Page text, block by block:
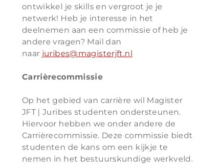
ontwikkel je skills en vergroot je je
netwerk! Heb je interesse in het
deelnemen aan een commissie of heb je
andere vragen? Mail dan
naar juribes@magisterjft.nl
Carrièrecommissie
Op het gebied van carrière wil Magister
JFT | Juribes studenten ondersteunen.
Hiervoor hebben we onder andere de
Carrièrecommissie. Deze commissie biedt
studenten de kans om een kijkje te
nemen in het bestuurskundige werkveld.